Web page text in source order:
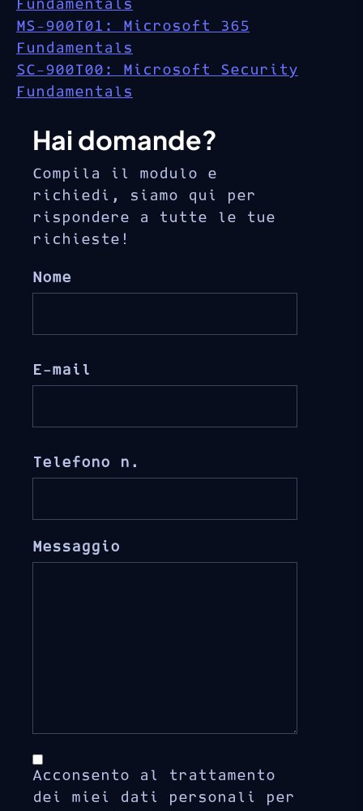
Fundamentals
MS-900T01: Microsoft 365
Fundamentals
SC-900T00: Microsoft Security
Fundamentals
Hai domande?
Compila il modulo e
richiedi, siamo qui per
rispondere a tutte le tue
richieste!
Nome
E-mail
Telefono n.
Messaggio
Acconsento al trattamento
dei miei dati personali per